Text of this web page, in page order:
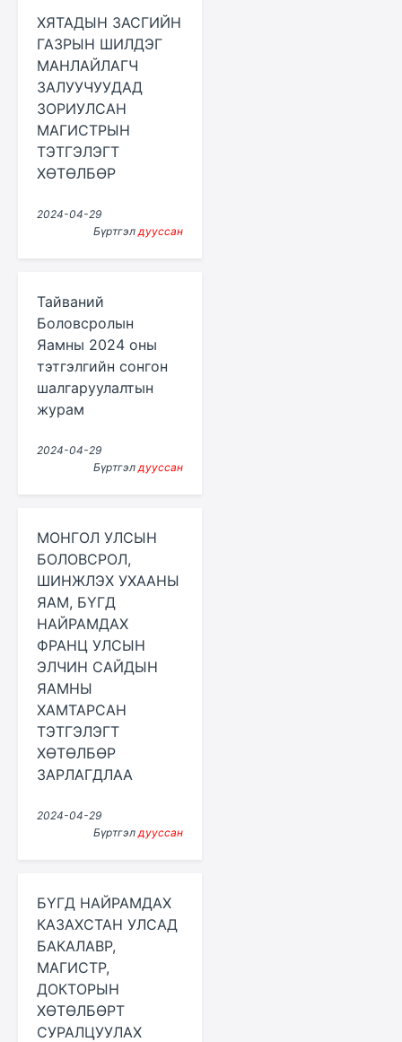
ХЯТАДЫН ЗАСГИЙН
ГАЗРЫН ШИЛДЭГ
МАНЛАЙЛАГЧ
ЗАЛУУЧУУДАД
ЗОРИУЛСАН
МАГИСТРЫН
ТЭТГЭЛЭГТ
ХӨТӨЛБӨР
2024-04-29
Бүртгэлдууссан
Тайваний
Боловсролын
Яамны 2024 оны
тэтгэлгийн сонгон
шалгаруулалтын
журам
2024-04-29
Бүртгэлдууссан
МОНГОЛ УЛСЫН
БОЛОВСРОЛ,
ШИНЖЛЭХ УХААНЫ
ЯАМ, БҮГД
НАЙРАМДАХ
ФРАНЦ УЛСЫН
ЭЛЧИН САЙДЫН
ЯАМНЫ
ХАМТАРСАН
ТЭТГЭЛЭГТ
ХӨТӨЛБӨР
ЗАРЛАГДЛАА
2024-04-29
Бүртгэлдууссан
БҮГД НАЙРАМДАХ
КАЗАХСТАН УЛСАД
БАКАЛАВР,
МАГИСТР,
ДОКТОРЫН
ХӨТӨЛБӨРТ
СУРАЛЦУУЛАХ